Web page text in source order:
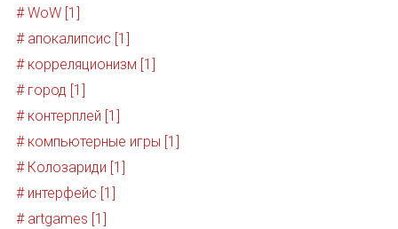
# WoW [1]
# апокалипсис [1]
# корреляционизм [1]
# город [1]
# контерплей [1]
# компьютерные игры [1]
# Колозариди [1]
# интерфейс [1]
# artgames [1]